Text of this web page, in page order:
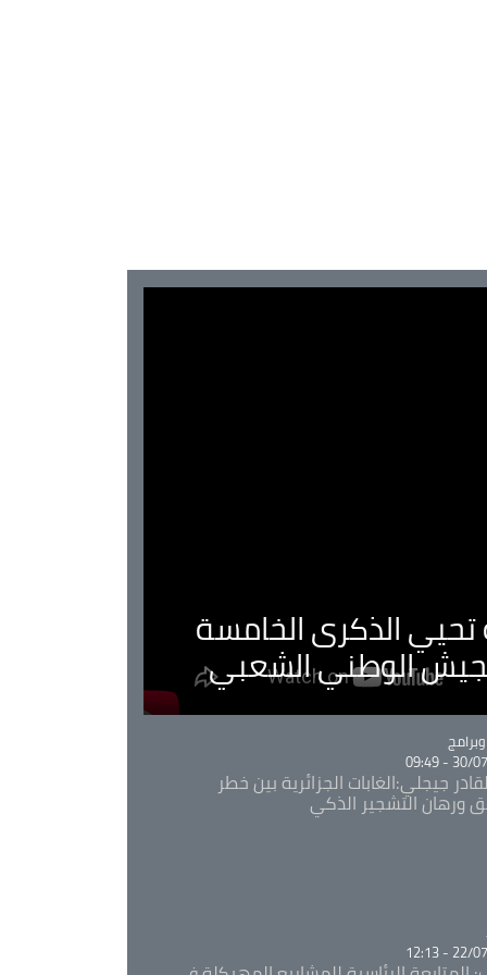
تحيي الذكرى الخامسة
الوطني الشعبي
30/07/
جيجلي:الغابات الجزائرية بين خطر
ورهان التشجير الذكي
22/07/